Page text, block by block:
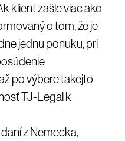
klient zašle viac ako
o tom, že je
jednu ponuku, pri
po výbere takejto
TJ-Legal k
z Nemecka,